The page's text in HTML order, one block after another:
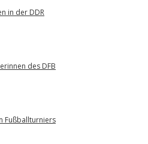
in der DDR
des DFB
Fußballturniers